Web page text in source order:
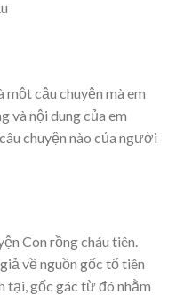
một cậu chuyện mà em
và nội dung của em
chuyện nào của người
Con rồng cháu tiên.
về nguồn gốc tổ tiên
tại, gốc gác từ đó nhằm